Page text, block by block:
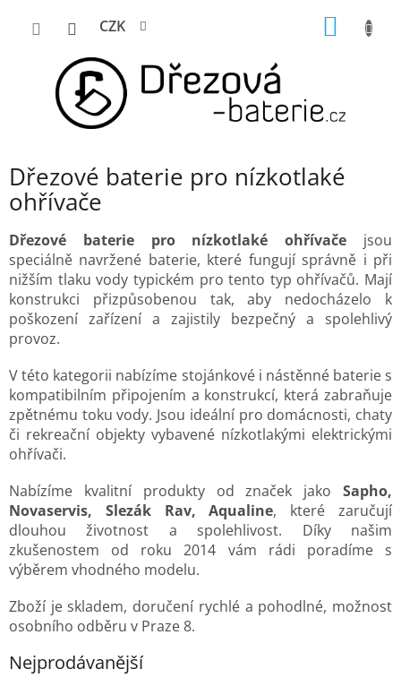
CZK
Dřezové baterie pro nízkotlaké
ohřívače
Dřezové baterie pro nízkotlaké ohřívače jsou
speciálně navržené baterie, které fungují správně i při
nižším tlaku vody typickém pro tento typ ohřívačů. Mají
konstrukci přizpůsobenou tak, aby nedocházelo k
poškození zařízení a zajistily bezpečný a spolehlivý
provoz.
V této kategorii nabízíme stojánkové i nástěnné baterie s
kompatibilním připojením a konstrukcí, která zabraňuje
zpětnému toku vody. Jsou ideální pro domácnosti, chaty
či rekreační objekty vybavené nízkotlakými elektrickými
ohřívači.
Nabízíme kvalitní produkty od značek jako Sapho,
Novaservis, Slezák Rav, Aqualine, které zaručují
dlouhou životnost a spolehlivost. Díky našim
zkušenostem od roku 2014 vám rádi poradíme s
výběrem vhodného modelu.
Zboží je skladem, doručení rychlé a pohodlné, možnost
osobního odběru v Praze 8.
Nejprodávanější